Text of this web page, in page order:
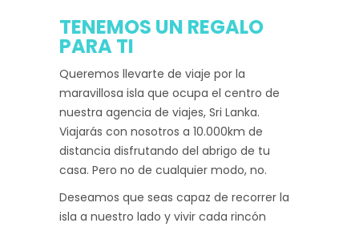
TENEMOS UN REGALO
PARA TI
Queremos llevarte de viaje por la
maravillosa isla que ocupa el centro de
nuestra agencia de viajes, Sri Lanka.
Viajarás con nosotros a 10.000km de
distancia disfrutando del abrigo de tu
casa. Pero no de cualquier modo, no.
Deseamos que seas capaz de recorrer la
isla a nuestro lado y vivir cada rincón